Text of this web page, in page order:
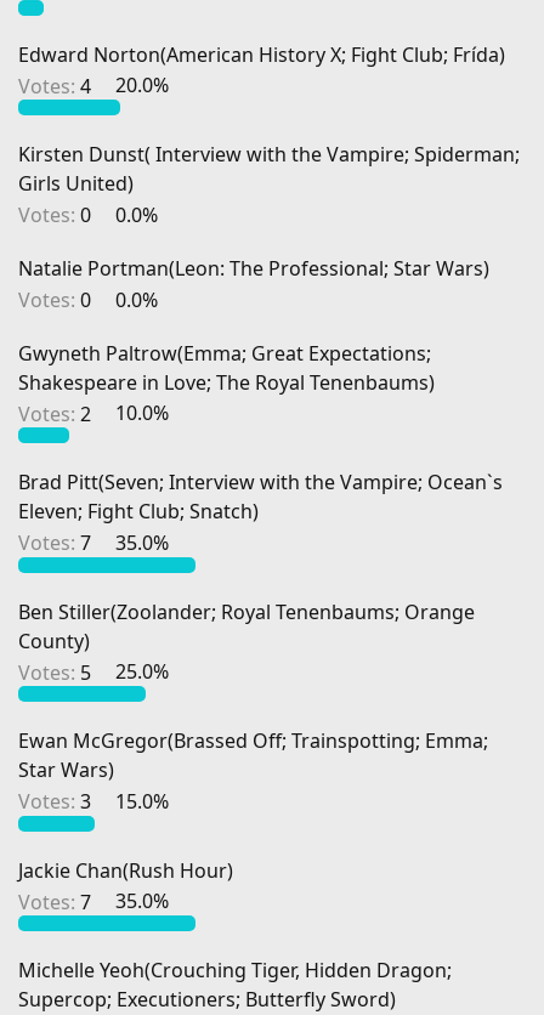
Edward Norton(American History X; Fight Club; Frída)
Votes: 4 20.0%
Kirsten Dunst( Interview with the Vampire; Spiderman;
Girls United)
Votes: 0
0.0%
Natalie Portman(Leon: The Professional; Star Wars)
Votes: 0
0.0%
Gwyneth Paltrow(Emma; Great Expectations;
Shakespeare in Love; The Royal Tenenbaums)
Votes: 2 10.0%
Brad Pitt(Seven; Interview with the Vampire; Ocean`s
Eleven; Fight Club; Snatch)
Votes: 7 35.0%
Ben Stiller(Zoolander; Royal Tenenbaums; Orange
County)
Votes: 5 25.0%
Ewan McGregor(Brassed Off; Trainspotting; Emma;
Star Wars)
Votes: 3 15.0%
Jackie Chan(Rush Hour)
Votes: 7 35.0%
Michelle Yeoh(Crouching Tiger, Hidden Dragon;
Supercop; Executioners; Butterfly Sword)